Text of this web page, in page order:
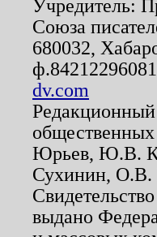
Учредитель:
Союза
680032,
dv.com
Редакционный
Юрьев, Ю.В.
Сухинин, О.В.
выдано